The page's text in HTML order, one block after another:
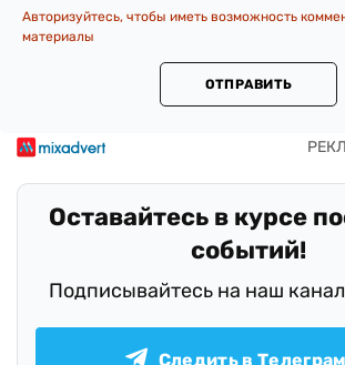
Авторизуйтесь, чтобы иметь возможность
материалы
ОТПРАВИТЬ
Оставайтесь в курсе
событий!
Подписывайтесь на наш
Следить в